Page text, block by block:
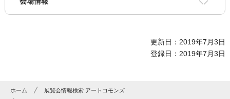
更新日：2019年7月3日
登録日：2019年7月3日
ホーム
展覧会情報検索 アートコモンズ